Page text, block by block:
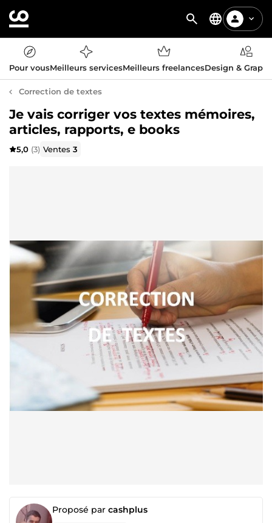
Pour vousMeilleurs servicesMeilleurs freelancesDesign &
Correction de textes
Je vais corriger vos textes mémoires,
articles, rapports, e books
5,0 (3) Ventes3
Proposé par cashplus